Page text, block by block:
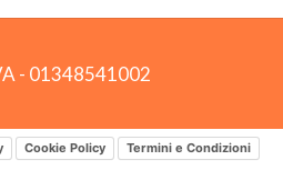
- 01348541002
Cookie Policy Termini e Condizioni